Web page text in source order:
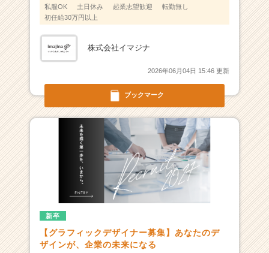
最
に
込
圧
倒
的
な
成
長
を
れ！！
|
ブックマーク
私服OK 土日休み 起業志望歓迎
転勤無し
初任給30万円以上
株式会社イマジナ
2026年06月04日 15:46 更新
新卒
【グラフィックデザイナー募集】あなたのデ
ザインが、企業の未来になる